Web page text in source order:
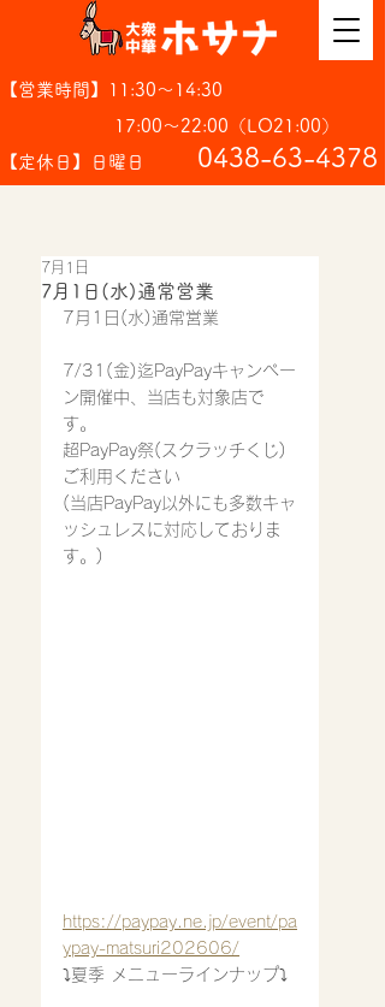
【営業時間】11:30～14:30
17:00～22:00（LO21:00）
【定休日】日曜日
​0438-63-4378
7月1日(水)通常営業
7月1日
7月1日(水)通常営業
7/31(金)迄PayPayキャンペー
ン開催中、当店も対象店で
す。
超PayPay祭(スクラッチくじ)
ご利用ください
(当店PayPay以外にも多数キャ
ッシュレスに対応しておりま
す。)
https://paypay.ne.jp/event/pa
ypay-matsuri202606/
⤵︎夏季 メニューラインナップ⤵︎